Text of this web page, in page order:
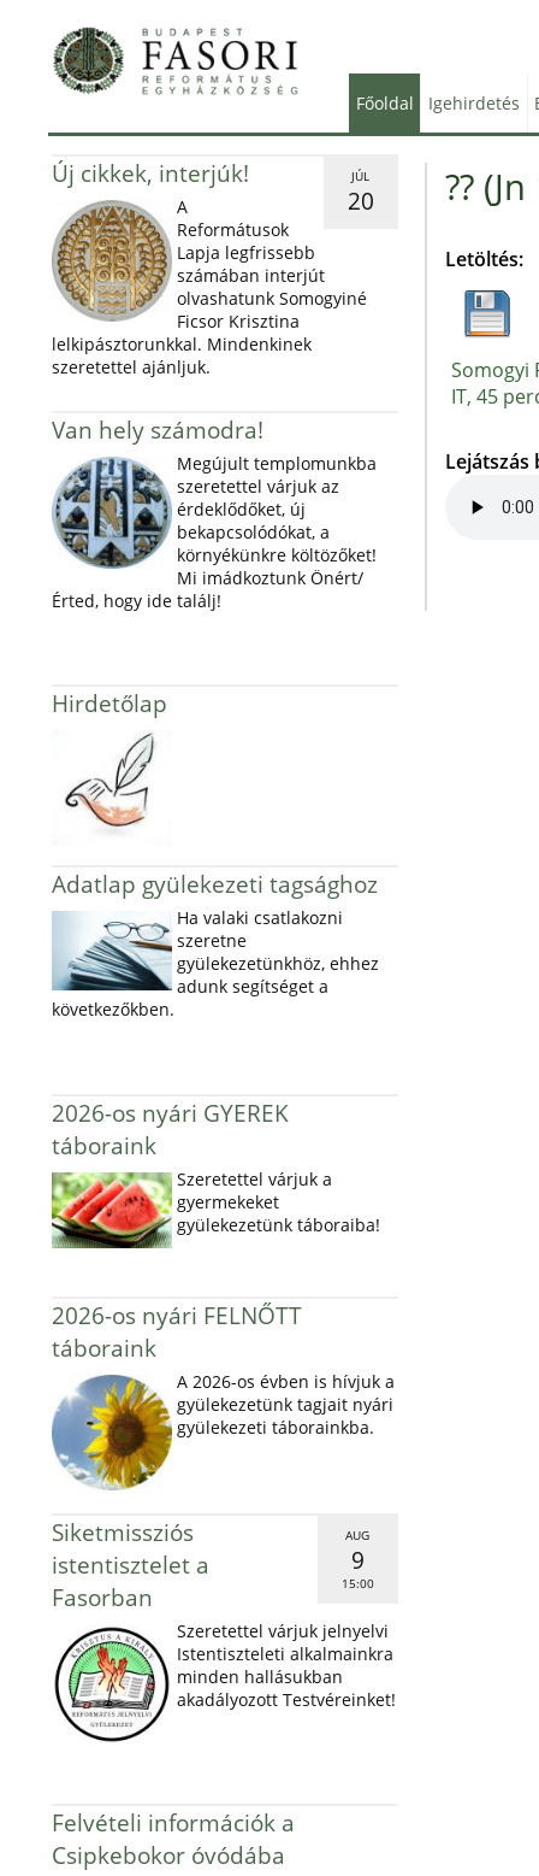
Főoldal Igehirdetés
JÚL
20
Új cikkek, interjúk!
A
Reformátusok
Lapja legfrissebb
számában interjút
olvashatunk Somogyiné
Ficsor Krisztina
lelkipásztorunkkal. Mindenkinek
szeretettel ajánljuk.
Van hely számodra!
Megújult templomunkba
szeretettel várjuk az
érdeklődőket, új
bekapcsolódókat, a
környékünkre költözőket!
Mi imádkoztunk Önért/
Érted, hogy ide találj!
Hirdetőlap
Adatlap gyülekezeti tagsághoz
Ha valaki csatlakozni
szeretne
gyülekezetünkhöz, ehhez
adunk segítséget a
következőkben.
2026-os nyári GYEREK
táboraink
Szeretettel várjuk a
gyermekeket
gyülekezetünk táboraiba!
2026-os nyári FELNŐTT
táboraink
A 2026-os évben is hívjuk a
gyülekezetünk tagjait nyári
gyülekezeti táborainkba.
AUG
9
15:00
Siketmissziós
istentisztelet a
Fasorban
Szeretettel várjuk jelnyelvi
Istentiszteleti alkalmainkra
minden hallásukban
akadályozott Testvéreinket!
Felvételi információk a
Csipkebokor óvódába
??
Letöltés:
Somogyi
IT, 45
Lejátszás